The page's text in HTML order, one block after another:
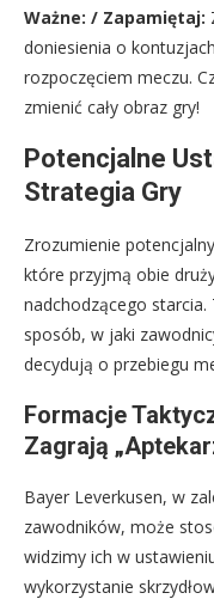
Ważne: / Zapamiętaj:
doniesienia o
rozpoczęciem meczu.
zmienić cały obraz gry!
Potencjalne
Strategia Gry
Zrozumienie
które przyjmą obie
nadchodzącego starcia.
sposób, w jaki
decydują o przebiegu
Formacje
Zagrają
Bayer Leverkusen, w
zawodników, może
widzimy ich w
wykorzystanie